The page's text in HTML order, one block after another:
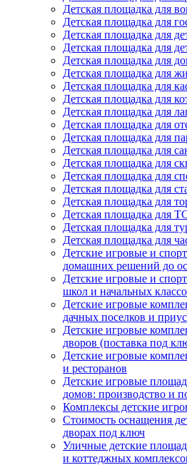
Детская площадка для
Детская площадка для
Детская площадка для
Детская площадка для
Детская площадка для
Детская площадка для
Детская площадка для
Детская площадка для
Детская площадка для
Детская площадка для
Детская площадка для
Детская площадка для
Детская площадка для
Детская площадка для
Детская площадка для
Детская площадка для
Детская площадка для
Детская площадка для
Детская площадка для
Детские игровые и
домашних решений до
Детские игровые и
школ и начальных
Детские игровые
дачных поселков и
Детские игровые
дворов (поставка под
Детские игровые
и ресторанов
Детские игровые
домов: производство и
Комплексы детские
Стоимость оснащения
дворах под ключ
Уличные детские
и коттеджных